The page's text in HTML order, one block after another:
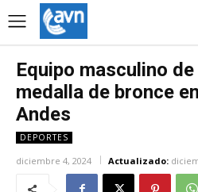
Equipo masculino
medalla de bronce
Andes
DEPORTES
diciembre 4, 2024 Actualizado: